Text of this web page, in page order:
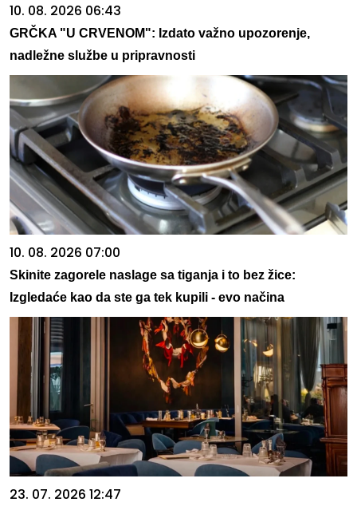
10. 08. 2026 06:43
GRČKA "U CRVENOM": Izdato važno upozorenje,
nadležne službe u pripravnosti
10. 08. 2026 07:00
Skinite zagorele naslage sa tiganja i to bez žice:
Izgledaće kao da ste ga tek kupili - evo načina
23. 07. 2026 12:47